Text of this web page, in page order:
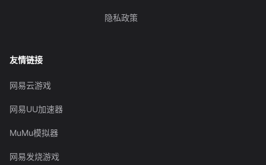
隐私政策
友情链接
网易云游戏
网易UU加速器
MuMu模拟器
网易发烧游戏